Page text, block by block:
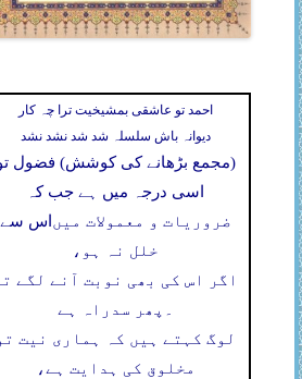
احمد تو عاشقی بمشیخیت ترا چہ کار
دیوانہ باش سلسلہ شد شد نشد نشد
(مجمع بڑھانے کی کوشش) فضول
اسی درجہ میں ہے جب کہ
اس سے ضروریات و معمولات میں
خلل نہ ہو،
اگر اس کی بھی نوبت آنے لگے
پھر سدراہ ہے ۔
لوگ کہتے ہیں کہ ہماری نیت
مخلوق کی ہدایت ہے،